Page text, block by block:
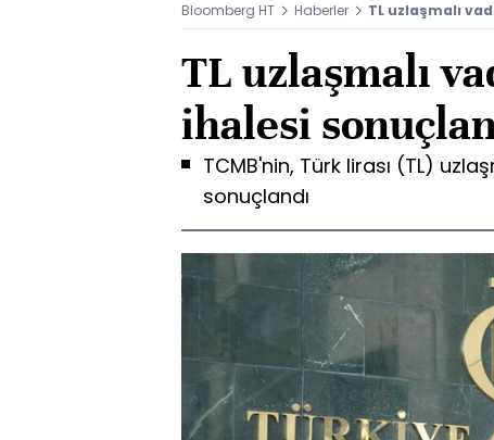
Bloomberg HT Haberler TL uzlaşmalı
TL uzlaşmalı
ihalesi
TCMB'nin, Türk lirası (TL)
sonuçlandı